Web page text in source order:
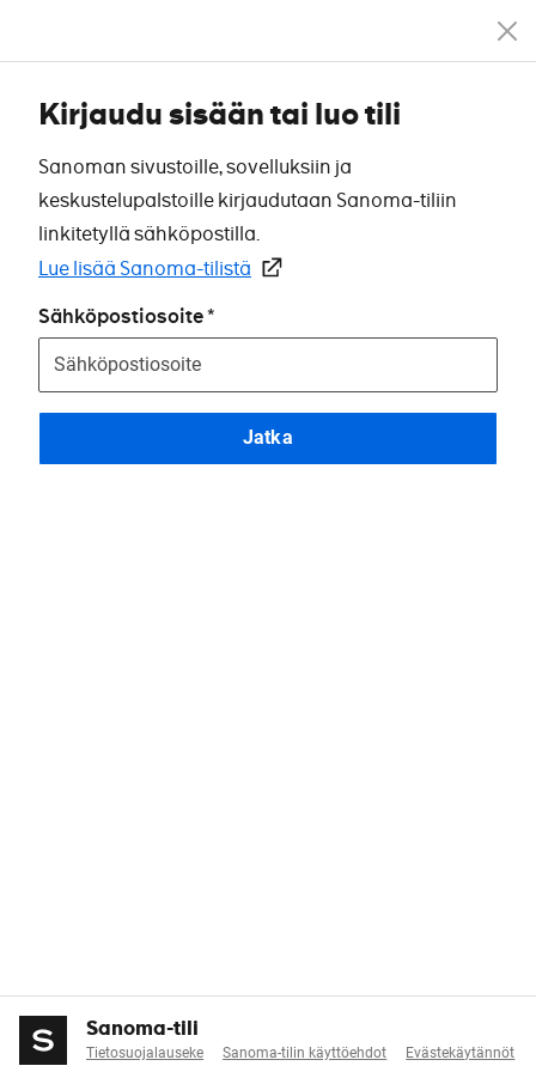
Kirjaudu sisään tai luo tili
Sanoman sivustoille, sovelluksiin ja
keskustelupalstoille kirjaudutaan Sanoma-tiliin
linkitetyllä sähköpostilla.
Lue lisää Sanoma-tilistä
Sähköpostiosoite
Jatka
Sanoma-tili
Tietosuojalauseke Sanoma-tilin käyttöehdot Evästekäytännöt